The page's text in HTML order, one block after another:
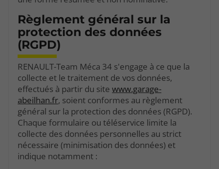
Règlement général sur la
protection des données
(RGPD)
RENAULT-Team Méca 34 s'engage à ce que la
collecte et le traitement de vos données,
effectués à partir du sitewww.garage-
abeilhan.fr, soient conformes au règlement
général sur la protection des données (RGPD).
Chaque formulaire ou téléservice limite la
collecte des données personnelles au strict
nécessaire (minimisation des données) et
indique notamment :